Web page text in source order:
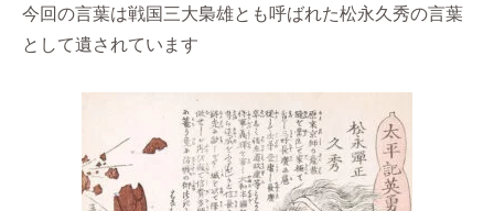
今回の言葉は戦国三大梟雄とも呼ばれた松永久秀の言葉
として遺されています